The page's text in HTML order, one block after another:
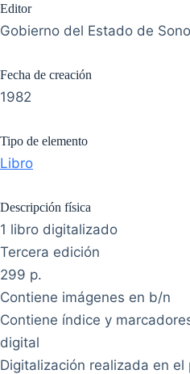
Editor
Gobierno del Estado de
Fecha de creación
1982
Tipo de elemento
Libro
Descripción física
1 libro digitalizado
Tercera edición
299 p.
Contiene imágenes en b/n
Contiene índice y
digital
Digitalización realizada en